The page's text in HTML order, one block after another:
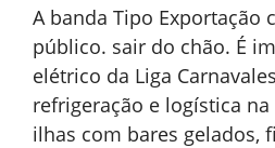
A banda Tipo Exportação
público. sair do chão. É
elétrico da Liga
refrigeração e logística
ilhas com bares gelados,